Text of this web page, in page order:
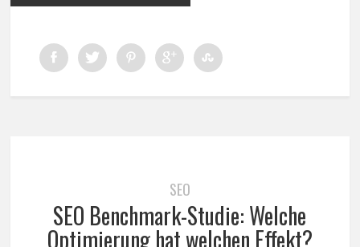
SEO
SEO Benchmark-Studie: Welche
Optimierung hat welchen Effekt?